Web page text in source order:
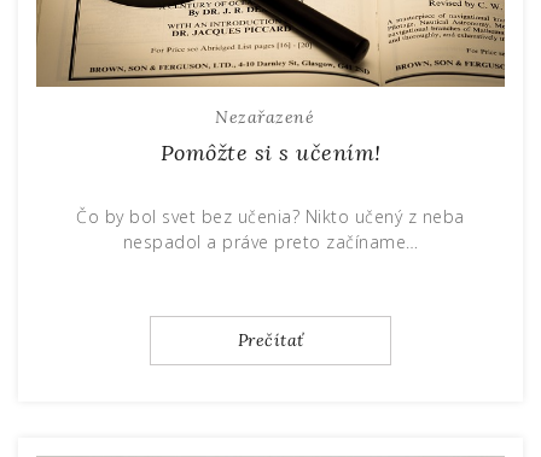
Nezařazené
Pomôžte si s učením!
Čo by bol svet bez učenia? Nikto učený z neba
nespadol a práve preto začíname…
Prečítať